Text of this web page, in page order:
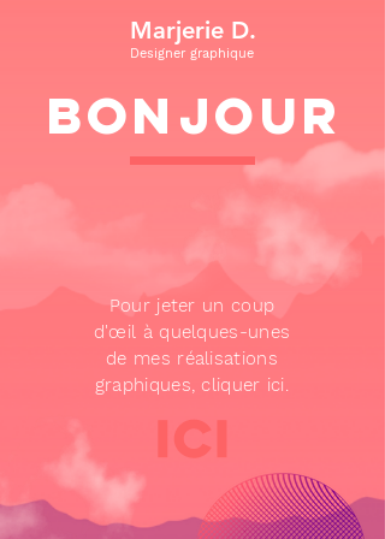
Marjerie D.
Designer graphique
Pour jeter un coup
d'œil à quelques-unes
de mes réalisations
graphiques, cliquer ici.
Bon jour